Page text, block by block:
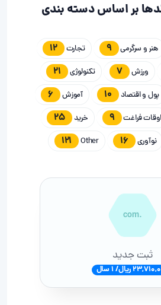
بر اساس دسته بندی
هنر و سرگرمی 9 تجارت 12
ورزش 7 تکنولوژی 21
پول و اقتصاد 10 آموزش 6
اوقات فراغت 9 خرید 25
نوآوری 16
Other
121
.com
ثبت جدید
ریال/ 1 سال